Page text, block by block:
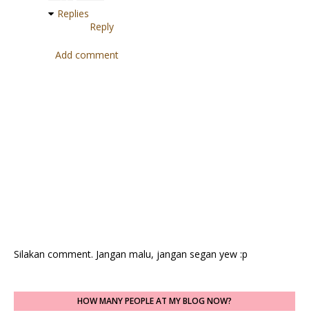
Replies
Reply
Add comment
Silakan comment. Jangan malu, jangan segan yew :p
HOW MANY PEOPLE AT MY BLOG NOW?